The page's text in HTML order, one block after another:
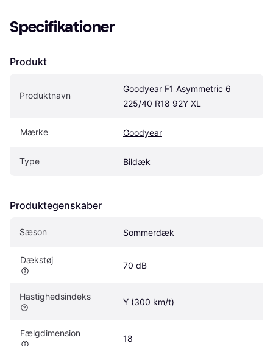
Specifikationer
Produkt
Produktnavn
Goodyear F1 Asymmetric 6
225/40 R18 92Y XL
Mærke Goodyear
Type Bildæk
Produktegenskaber
Sæson Sommerdæk
Dækstøj
70 dB
Hastighedsindeks
Y (300 km/t)
Fælgdimension
18